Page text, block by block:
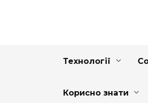
Технології
Корисно знати